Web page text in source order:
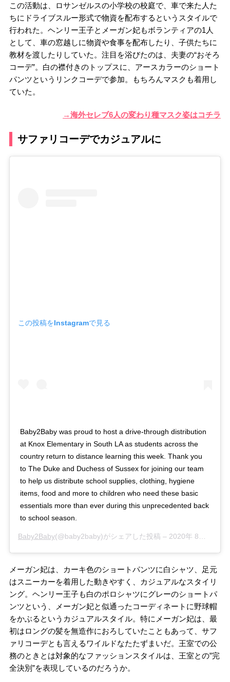
この活動は、ロサンゼルスの小学校の校庭で、車で来た人た
ちにドライブスルー形式で物資を配布するというスタイルで
行われた。ヘンリー王子とメーガン妃もボランティアの1人
として、車の窓越しに物資や食事を配布したり、子供たちに
教材を渡したりしていた。注目を浴びたのは、夫妻の“おそろ
コーデ”。白の襟付きのトップスに、アースカラーのショート
パンツというリンクコーデで参加。もちろんマスクも着用し
ていた。
→海外セレブ6人の変わり種マスク姿はコチラ
サファリコーデでカジュアルに
この投稿をInstagramで見る
Baby2Baby was proud to host a drive-through distribution
at Knox Elementary in South LA as students across the
country return to distance learning this week. Thank you
to The Duke and Duchess of Sussex for joining our team
to help us distribute school supplies, clothing, hygiene
items, food and more to children who need these basic
essentials more than ever during this unprecedented back
to school season.
Baby2Baby(@baby2baby)がシェアした投稿 – 2020年 8月月21日午前4時35分PDT
メーガン妃は、カーキ色のショートパンツに白シャツ、足元
はスニーカーを着用した動きやすく、カジュアルなスタイリ
ング。ヘンリー王子も白のポロシャツにグレーのショートパ
ンツという、メーガン妃と似通ったコーディネートに野球帽
をかぶるというカジュアルスタイル。特にメーガン妃は、最
初はロングの髪を無造作におろしていたこともあって、サフ
ァリコーデとも言えるワイルドなたたずまいだ。王室での公
務のときとは対象的なファッションスタイルは、王室との”完
全決別”を表現しているのだろうか。